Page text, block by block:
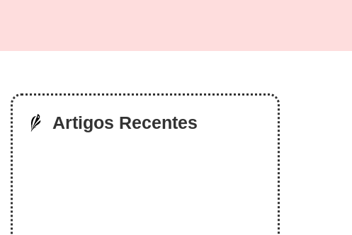
Artigos Recentes